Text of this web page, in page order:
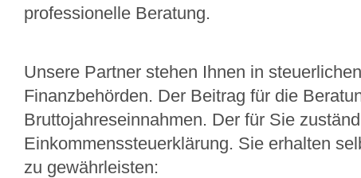
professionelle Beratung.
Unsere Partner stehen Ihnen in
Finanzbehörden. Der Beitrag für die
Bruttojahreseinnahmen. Der für Sie
Einkommenssteuerklärung. Sie erhalten
zu gewährleisten: